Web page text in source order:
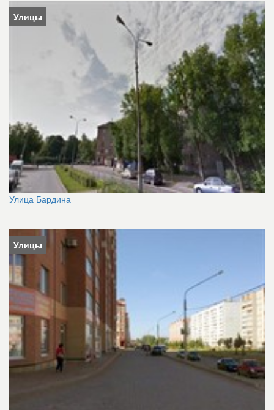
Улицы
Улица Бардина
Улицы